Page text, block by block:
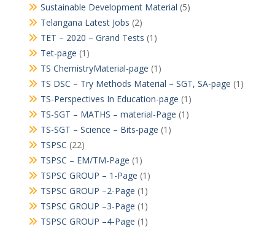
Sustainable Development Material (5)
Telangana Latest Jobs (2)
TET – 2020 – Grand Tests (1)
Tet-page (1)
TS ChemistryMaterial-page (1)
TS DSC – Try Methods Material – SGT, SA-page (1)
TS-Perspectives In Education-page (1)
TS-SGT – MATHS – material-Page (1)
TS-SGT – Science – Bits-page (1)
TSPSC (22)
TSPSC – EM/TM-Page (1)
TSPSC GROUP – 1-Page (1)
TSPSC GROUP –2-Page (1)
TSPSC GROUP –3-Page (1)
TSPSC GROUP –4-Page (1)